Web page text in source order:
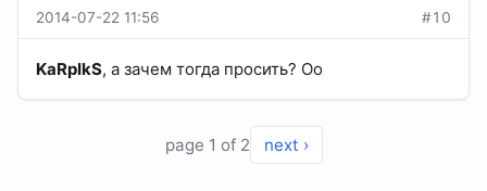
2014-07-22 11:56 #10
KaRpIkS, а зачем тогда просить? Оо
page 1 of 2 next ›